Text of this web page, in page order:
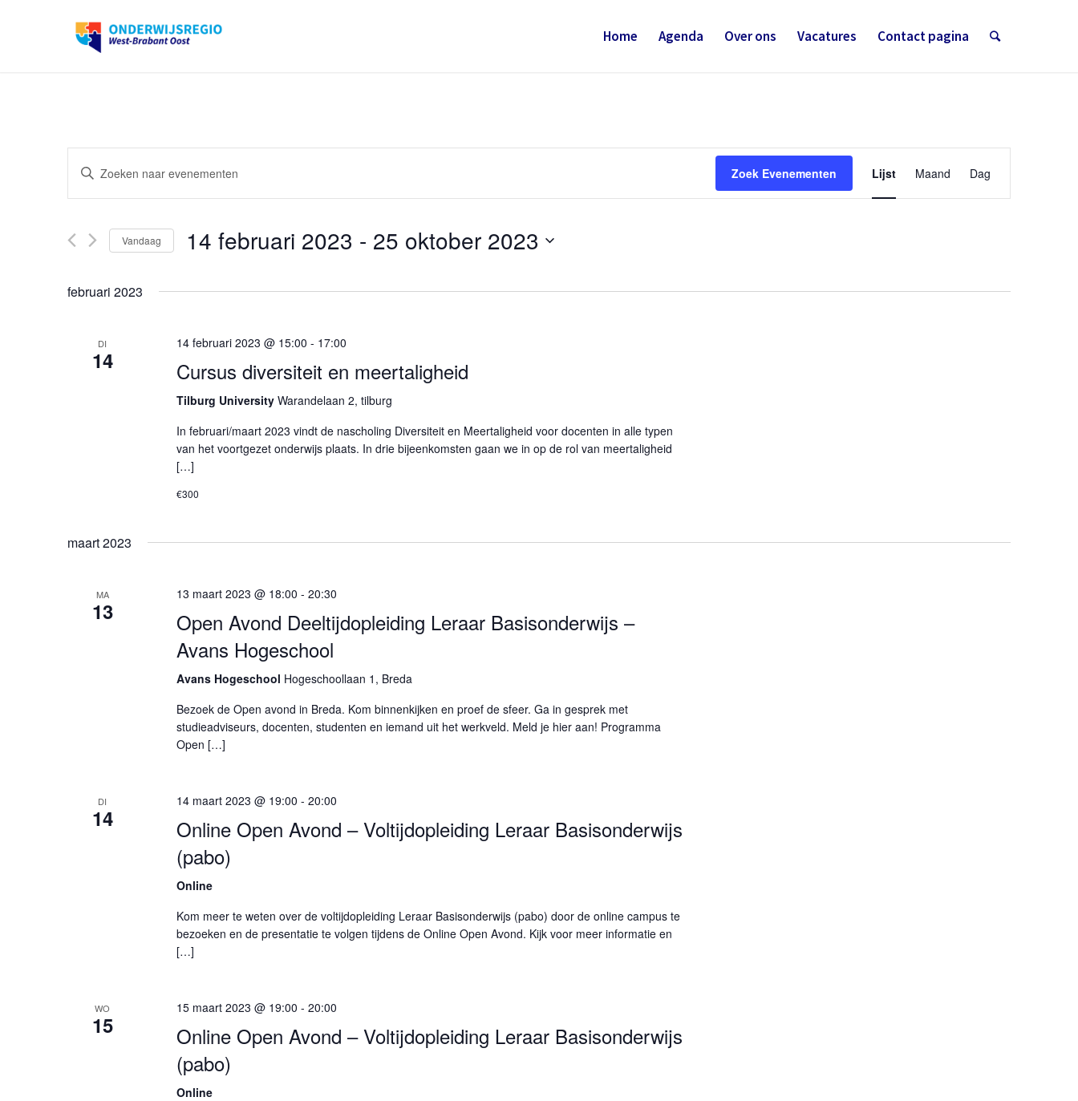
Home Agenda Over ons Vacatures Contact pagina
Evenementen
Zoeken
en
weergeven
navigatie
Vul
in.
voor
keyword.
Zoek Evenementen
weergaven
Lijst Maand Dag
Vandaag 14 februari 2023 - 25 oktober 2023
een
februari 2023
DI
14
14 februari 2023 @ 15:00 - 17:00
Cursus diversiteit en meertaligheid
Tilburg University Warandelaan 2, tilburg
In februari/maart 2023 vindt de nascholing Diversiteit en Meertaligheid voor docenten in alle typen
van het voortgezet onderwijs plaats. In drie bijeenkomsten gaan we in op de rol van meertaligheid
[…]
€300
maart 2023
MA
13
13 maart 2023 @ 18:00 - 20:30
Open Avond Deeltijdopleiding Leraar Basisonderwijs –
Avans Hogeschool
Avans Hogeschool Hogeschoollaan 1, Breda
Bezoek de Open avond in Breda. Kom binnenkijken en proef de sfeer. Ga in gesprek met
studieadviseurs, docenten, studenten en iemand uit het werkveld. Meld je hier aan! Programma
Open […]
DI
14
14 maart 2023 @ 19:00 - 20:00
Online Open Avond – Voltijdopleiding Leraar Basisonderwijs
(pabo)
Online
Kom meer te weten over de voltijdopleiding Leraar Basisonderwijs (pabo) door de online campus te
bezoeken en de presentatie te volgen tijdens de Online Open Avond. Kijk voor meer informatie en
[…]
WO
15
15 maart 2023 @ 19:00 - 20:00
Online Open Avond – Voltijdopleiding Leraar Basisonderwijs
(pabo)
Online